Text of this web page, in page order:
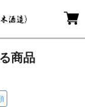
商品